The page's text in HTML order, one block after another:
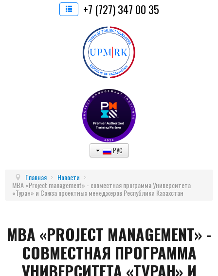
+7 (727) 347 00 35
РУС
Главная > Новости >
МВА «Project management» - совместная программа Университета
«Туран» и Союза проектных менеджеров Республики Казахстан
МВА «PROJECT MANAGEMENT» -
СОВМЕСТНАЯ ПРОГРАММА
УНИВЕРСИТЕТА «ТУРАН» И